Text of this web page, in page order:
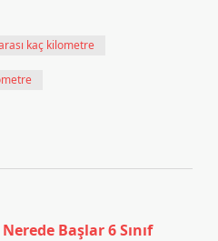
kaç kilometre
Başlar 6 Sınıf